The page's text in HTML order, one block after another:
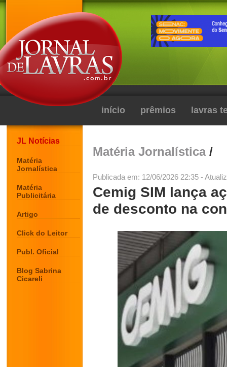
início prêmios lavras
JL Notícias
Matéria
Jornalística
Matéria
Publicitária
Artigo
Click do Leitor
Publ. Oficial
Blog Sabrina
Cicareli
Matéria Jornalística/
Publicada em: 12/06/2026 22:35 -
Cemig SIM lança
de desconto na